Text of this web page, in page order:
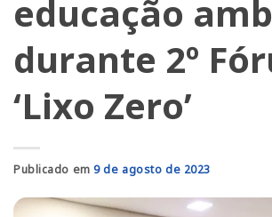
educação
durante 2º
‘Lixo Zero’
Publicado em9 de agosto de 2023